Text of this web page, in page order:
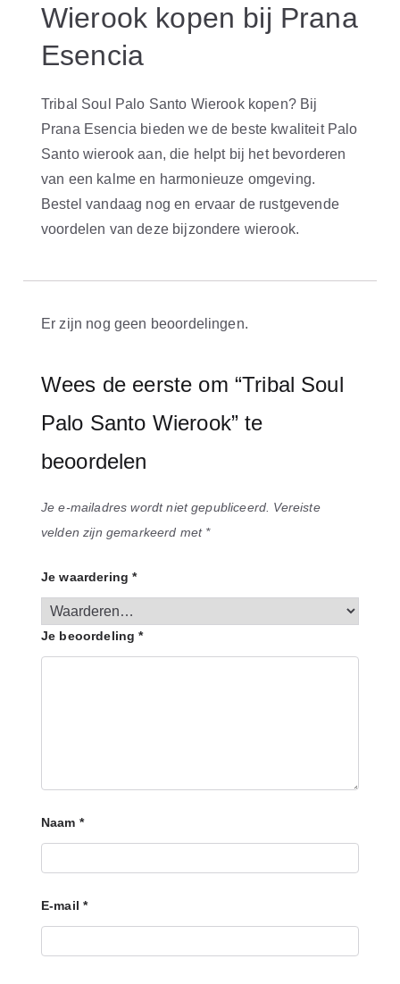
Wierook kopen bij Prana
Esencia
Tribal Soul Palo Santo Wierook kopen? Bij
Prana Esencia bieden we de beste kwaliteit Palo
Santo wierook aan, die helpt bij het bevorderen
van een kalme en harmonieuze omgeving.
Bestel vandaag nog en ervaar de rustgevende
voordelen van deze bijzondere wierook.
Er zijn nog geen beoordelingen.
Wees de eerste om “Tribal Soul
Palo Santo Wierook” te
beoordelen
Je e-mailadres wordt niet gepubliceerd. Vereiste
velden zijn gemarkeerd met *
Je waardering*
Je beoordeling*
Naam *
E-mail*